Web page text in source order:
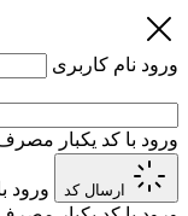
ورود نام کاربری
ورود با کد یکبار
ارسال کد
ورود